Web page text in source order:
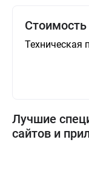
Стоимость
Техническая
Лучшие
сайтов и